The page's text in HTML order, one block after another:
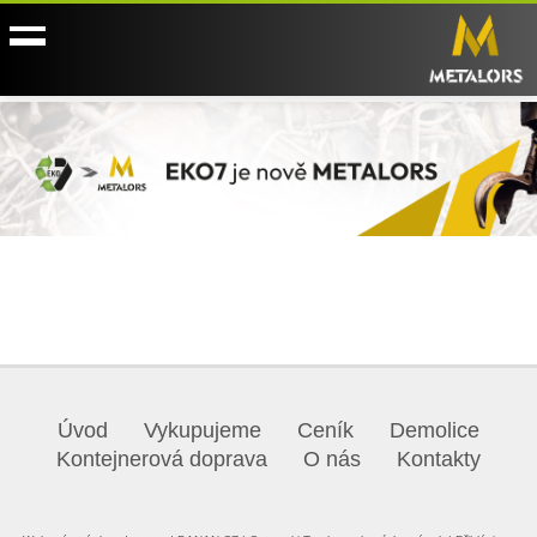
Úvod Vykupujeme Ceník
Demolice
Kontejnerová doprava
O nás Kontakty